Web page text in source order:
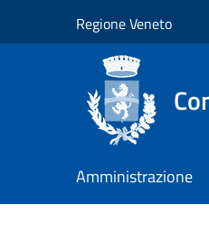
Regione Veneto
Amministrazione